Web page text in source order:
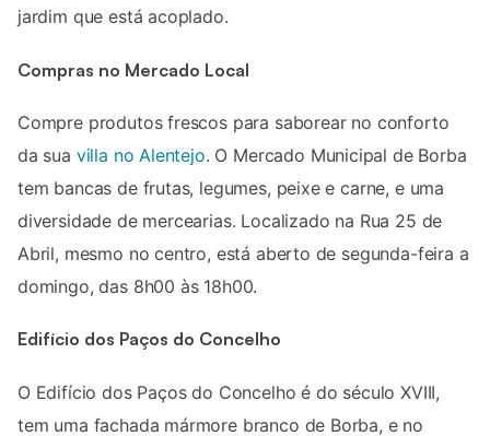
jardim que está acoplado.
Compras no Mercado Local
Compre produtos frescos para saborear no conforto
da sua villa no Alentejo. O Mercado Municipal de Borba
tem bancas de frutas, legumes, peixe e carne, e uma
diversidade de mercearias. Localizado na Rua 25 de
Abril, mesmo no centro, está aberto de segunda-feira a
domingo, das 8h00 às 18h00.
Edifício dos Paços do Concelho
O Edifício dos Paços do Concelho é do século XVIII,
tem uma fachada mármore branco de Borba, e no